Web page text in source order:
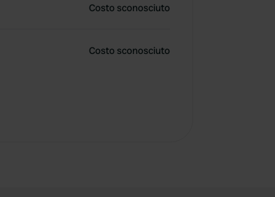
Costo sconosciuto
Costo sconosciuto